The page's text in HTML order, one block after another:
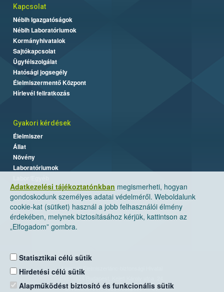
Adatkezelési tájékoztatónkban megismerheti, hogyan
gondoskodunk személyes adatai védelméről. Weboldalunk
cookie-kat (sütiket) használ a jobb felhasználói élmény
érdekében, melynek biztosításához kérjük, kattintson az
„Elfogadom” gombra.
Statisztikai célú sütik
Hirdetési célú sütik
Alapműködést biztosító és funkcionális sütik
Kapcsolat
Nébih Igazgatóságok
Nébih Laboratóriumok
Kormányhivatalok
Sajtókapcsolat
Ügyfélszolgálat
Hatósági jogsegély
Élelmiszermentő Központ
Hírlevél feliratkozás
Gyakori kérdések
Élelmiszer
Állat
Növény
Laboratóriumok
Nemzeti Élelmiszerlánc-biztonsági Hivatal
Levelezési cím: 1525 Budapest. Pf. 30.